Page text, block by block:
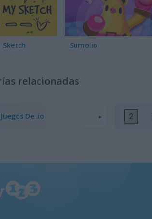
Sketch Sumo.io
relacionadas
Juegos De .io